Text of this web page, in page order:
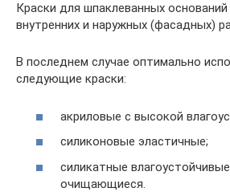
Краски для шпаклеванных
внутренних и наружных (фасадных)
В последнем случае оптимально
следующие краски:
акриловые с высокой
силиконовые эластичные;
силикатные
очищающиеся.